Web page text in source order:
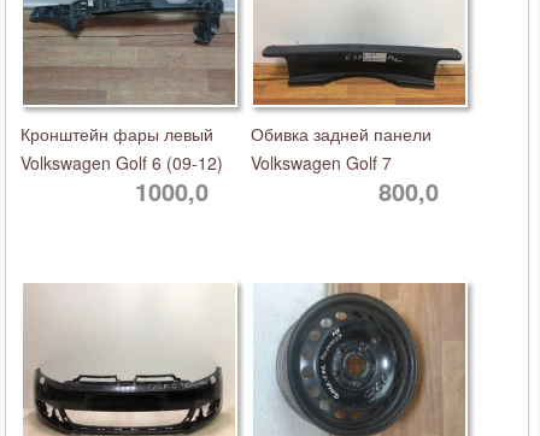
Кронштейн фары левый
Volkswagen Golf 6 (09-12)
1000,0
Обивка задней панели
Volkswagen Golf 7
800,0